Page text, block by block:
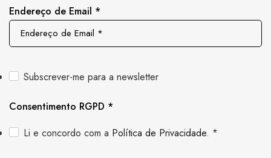
Endereço de Email *
Subscrever-me para a newsletter
Consentimento RGPD *
Li e concordo com a Política de Privacidade. *